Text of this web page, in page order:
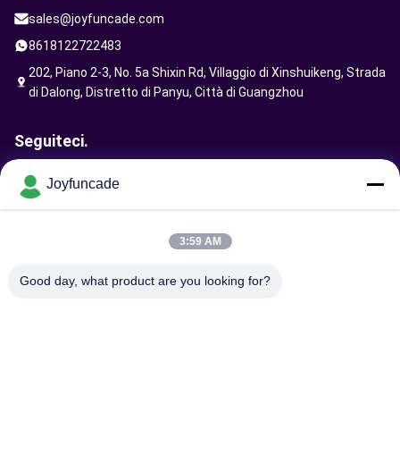
sales@joyfuncade.com
8618122722483
202, Piano 2-3, No. 5a Shixin Rd, Villaggio di Xinshuikeng, Strada
di Dalong, Distretto di Panyu, Città di Guangzhou
Seguiteci.
Joyfuncade
3:59 AM
Good day, what product are you looking for?